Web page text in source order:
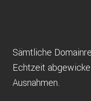
Sämtliche
Echtzeit
Ausnahmen.